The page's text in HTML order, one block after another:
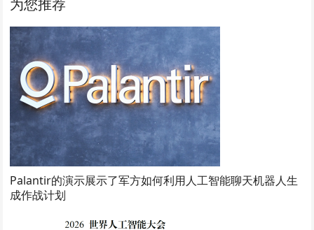
Palantir的演示展示了军方如何利用人工智能聊天机器人生
成作战计划